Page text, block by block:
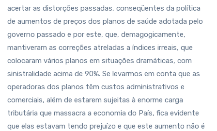
acertar as distorções passadas, conseqüentes da política
de aumentos de preços dos planos de saúde adotada pelo
governo passado e por este, que, demagogicamente,
mantiveram as correções atreladas a índices irreais, que
colocaram vários planos em situações dramáticas, com
sinistralidade acima de 90%. Se levarmos em conta que as
operadoras dos planos têm custos administrativos e
comerciais, além de estarem sujeitas à enorme carga
tributária que massacra a economia do País, fica evidente
que elas estavam tendo prejuízo e que este aumento não é